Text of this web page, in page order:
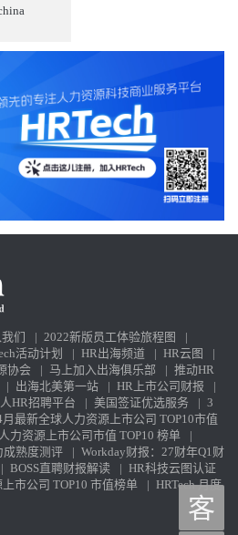
们 | 2022新版员工体验旅程图
|
活动计划 | HR出海频道 | HR云图
|
协会 | 马上加入出海俱乐部 | 推动HR
| 出海北美第一站 | HR上市公司财报
|
HR招聘平台 | 美国签证优选服务 | 3
月最新全球人力资源上市公司 TOP10市值
力资源上市公司市值 TOP10 榜单
|
成熟度测评 | Workday财报：27财年Q1财
| BOSS直聘财报解读 | HR科技云图认证
市公司 TOP10 市值榜单 | HRTech 月度
客